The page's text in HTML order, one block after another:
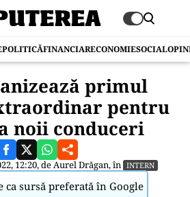
POLITICĂFINANCIARECONOMIESOCIAL
primul
pentru
noii conduceri
12:20, deAurel Drăgan, în INTERN
ca sursă preferată în Google